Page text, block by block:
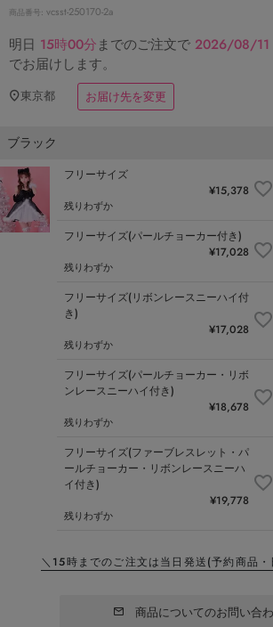
商品番号 vcsst-250170-2a
明日 15時00分までのご注文で 2026/08/11
でお届けします。
東京都 お届け先を変更
ブラック
フリーサイズ
¥15,378
残りわずか
フリーサイズ(パールチョーカー付き)
¥17,028
残りわずか
フリーサイズ(リボンレースニーハイ付
き)
¥17,028
残りわずか
フリーサイズ(パールチョーカー・リボ
ンレースニーハイ付き)
¥18,678
残りわずか
フリーサイズ(ファーブレスレット・パ
ールチョーカー・リボンレースニーハ
イ付き)
¥19,778
残りわずか
＼15時までのご注文は当日発送(予約商品
商品についてのお問い合